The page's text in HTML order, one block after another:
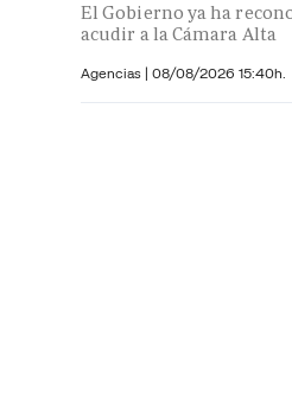
El Gobierno ya ha
acudir a la Cámara Alta
Agencias | 08/08/2026 15:40h.